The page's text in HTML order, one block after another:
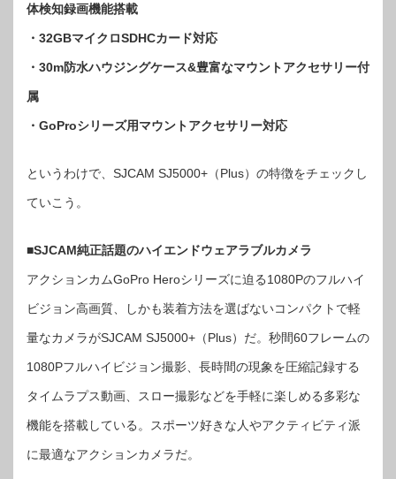
体検知録画機能搭載
・32GBマイクロSDHCカード対応
・30m防水ハウジングケース&豊富なマウントアクセサリー付
属
・GoProシリーズ用マウントアクセサリー対応
というわけで、SJCAM SJ5000+（Plus）の特徴をチェックし
ていこう。
■SJCAM純正話題のハイエンドウェアラブルカメラ
アクションカムGoPro Heroシリーズに迫る1080Pのフルハイ
ビジョン高画質、しかも装着方法を選ばないコンパクトで軽
量なカメラがSJCAM SJ5000+（Plus）だ。秒間60フレームの
1080Pフルハイビジョン撮影、長時間の現象を圧縮記録する
タイムラプス動画、スロー撮影などを手軽に楽しめる多彩な
機能を搭載している。スポーツ好きな人やアクティビティ派
に最適なアクションカメラだ。